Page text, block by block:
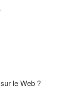
le Web ?